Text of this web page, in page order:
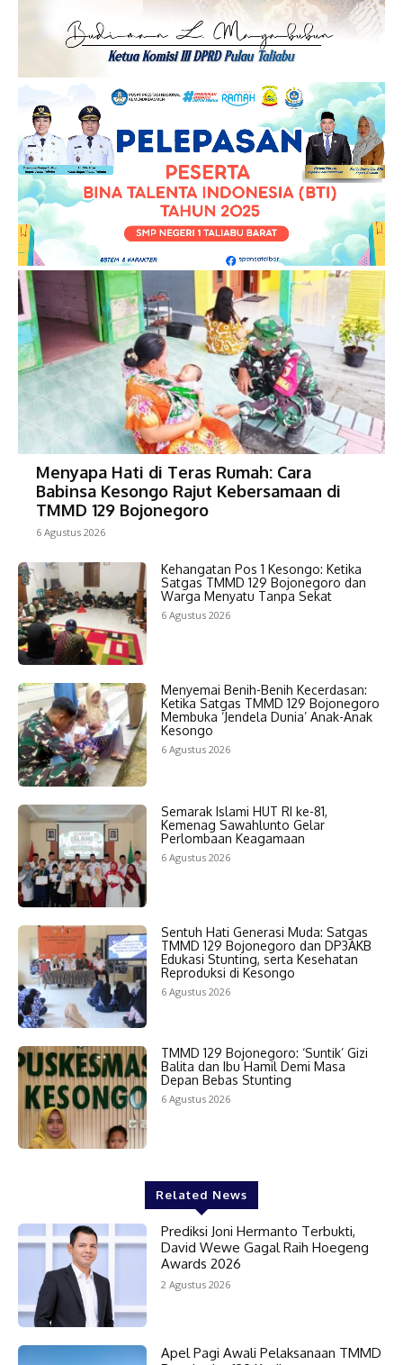
Menyapa Hati di Teras Rumah: Cara
Babinsa Kesongo Rajut Kebersamaan di
TMMD 129 Bojonegoro
6 Agustus 2026
Kehangatan Pos 1 Kesongo: Ketika
Satgas TMMD 129 Bojonegoro dan
Warga Menyatu Tanpa Sekat
6 Agustus 2026
Menyemai Benih-Benih Kecerdasan:
Ketika Satgas TMMD 129 Bojonegoro
Membuka ‘Jendela Dunia’ Anak-Anak
Kesongo
6 Agustus 2026
Semarak Islami HUT RI ke-81,
Kemenag Sawahlunto Gelar
Perlombaan Keagamaan
6 Agustus 2026
Sentuh Hati Generasi Muda: Satgas
TMMD 129 Bojonegoro dan DP3AKB
Edukasi Stunting, serta Kesehatan
Reproduksi di Kesongo
6 Agustus 2026
TMMD 129 Bojonegoro: ‘Suntik’ Gizi
Balita dan Ibu Hamil Demi Masa
Depan Bebas Stunting
6 Agustus 2026
Related News
Prediksi Joni Hermanto Terbukti,
David Wewe Gagal Raih Hoegeng
Awards 2026
2 Agustus 2026
Apel Pagi Awali Pelaksanaan TMMD